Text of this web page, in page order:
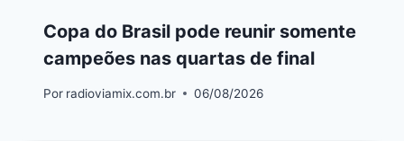
Copa do Brasil pode reunir somente
campeões nas quartas de final
Por radioviamix.com.br 06/08/2026